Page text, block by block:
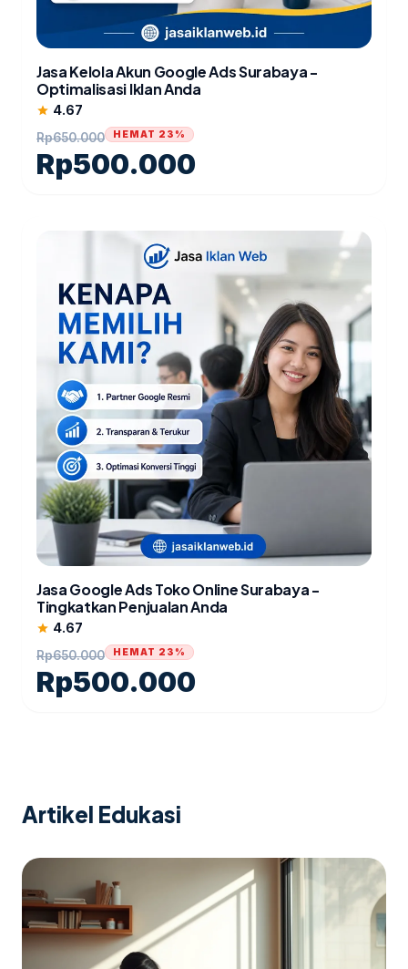
Jasa Kelola Akun Google Ads Surabaya -
Optimalisasi Iklan Anda
star 4.67
Rp650.000
Rp500.000
HEMAT 23%
Jasa Google Ads Toko Online Surabaya -
Tingkatkan Penjualan Anda
star 4.67
Rp650.000
Rp500.000
HEMAT 23%
Artikel Edukasi